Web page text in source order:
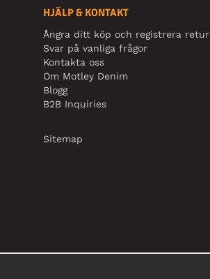
HJÄLP & KONTAKT
Ångra ditt köp och registrera retur
Svar på vanliga frågor
Kontakta oss
Om Motley Denim
Blogg
B2B Inquiries
Sitemap